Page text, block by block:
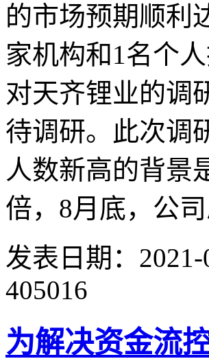
的市场预期顺利
家机构和1名个
对天齐锂业的调
待调研。此次调
人数新高的背景
倍，8月底，公
发表日期：
405016
为解决资金流